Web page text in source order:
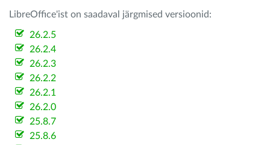
LibreOffice'ist on saadaval järgmised versioonid:
26.2.5
26.2.4
26.2.3
26.2.2
26.2.1
26.2.0
25.8.7
25.8.6